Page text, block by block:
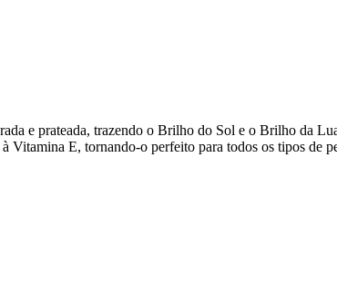
e prateada, trazendo o Brilho do Sol e o Brilho da
Vitamina E, tornando-o perfeito para todos os tipos de